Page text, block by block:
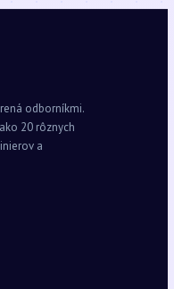
odborníkmi.
20 rôznych
a